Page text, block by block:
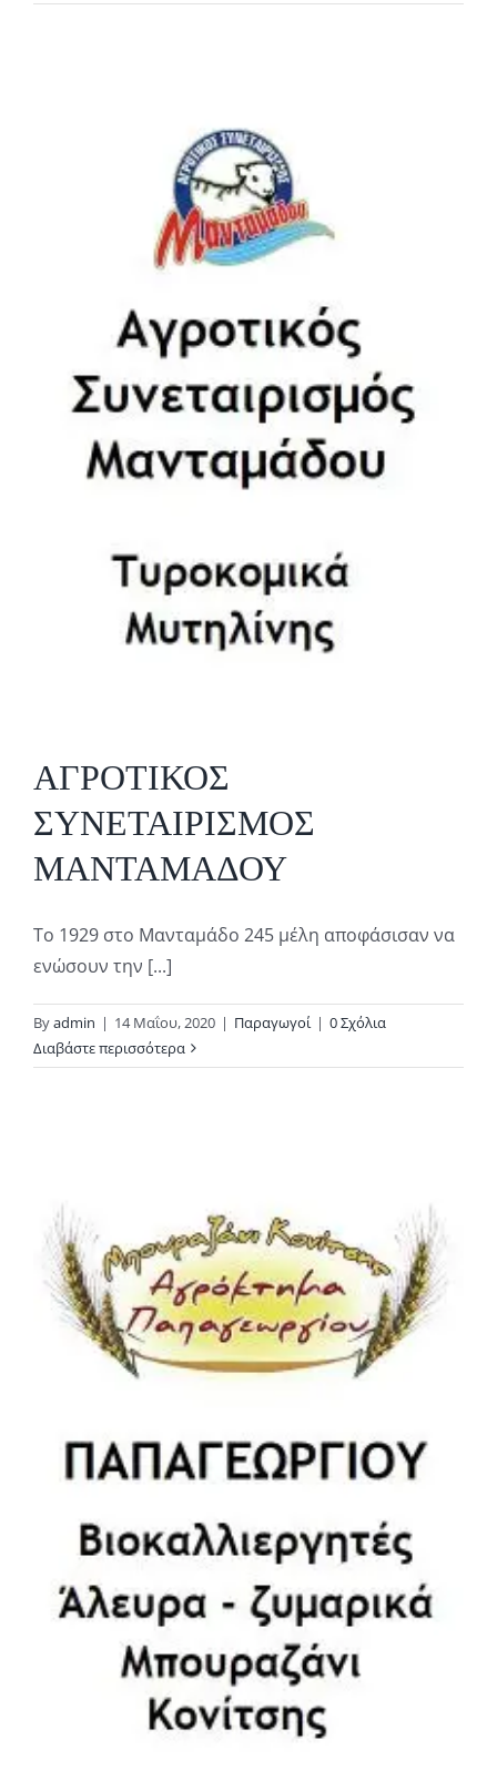
ΑΓΡΟΤΙΚΟΣ
ΣΥΝΕΤΑΙΡΙΣΜΟΣ
ΜΑΝΤΑΜΑΔΟΥ
Το 1929 στο Μανταμάδο 245 μέλη αποφάσισαν να
ενώσουν την [...]
Byadmin | 14 Μαΐου, 2020 | Παραγωγοί | 0 Σχόλια
Διαβάστε περισσότερα